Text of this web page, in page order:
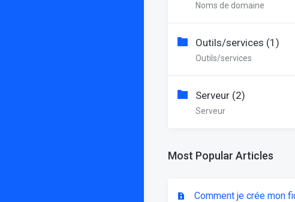
Noms de domaine
Outils/services (1)
Outils/services
Serveur (2)
Serveur
Most Popular Articles
Comment je crée mon